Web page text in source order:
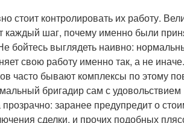
стоит контролировать их работу.
каждый шаг, почему именно были
бойтесь выглядеть наивно:
свою работу именно так, а не иначе.
часто бывают комплексы по этому
бригадир сам с удовольствием
заранее предупредит о
сделки, и прочих подобных